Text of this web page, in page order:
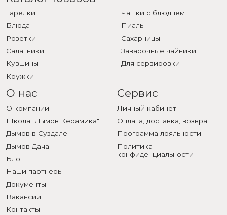
Тарелки
Блюда
Розетки
Салатники
Кувшины
Кружки
Чашки с блюдцем
Пиалы
Сахарницы
Заварочные чайники
Для сервировки
О нас
О компании
Школа "Дымов Керамика"
Дымов в Суздале
Дымов Дача
Блог
Наши партнеры
Документы
Вакансии
Контакты
Сервис
Личный кабинет
Оплата, доставка, возврат
Программа лояльности
Политика
конфиденциальности